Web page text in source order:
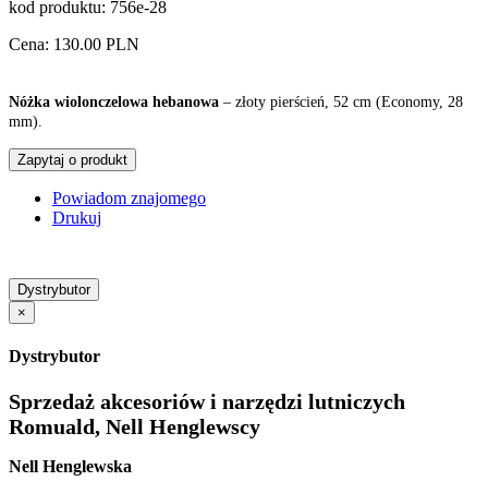
kod produktu: 756e-28
Cena: 130.00 PLN
Nóżka wiolonczelowa hebanowa – złoty pierścień, 52 cm (Economy, 28
mm).
Zapytaj o produkt
Powiadom znajomego
Drukuj
Dystrybutor
×
Dystrybutor
Sprzedaż akcesoriów i narzędzi lutniczych
Romuald, Nell Henglewscy
Nell Henglewska